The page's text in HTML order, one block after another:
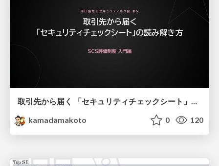
取引先から届く 「セキュリティチェックシート」の読み解き方
kamadamakoto
0 120